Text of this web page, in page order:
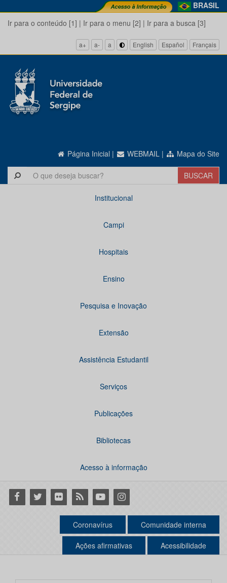
BRASIL
Ir para o conteúdo [1] | Ir para o menu [2] | Ir para a busca [3]
a+ a- a English Español Français
Página Inicial | WEBMAIL | Mapa do Site
Institucional
Campi
Hospitais
Ensino
Pesquisa e Inovação
Extensão
Assistência Estudantil
Serviços
Publicações
Bibliotecas
Acesso à informação
Facebook
Twitter Flickr RSS YoutubeInstagram
Coronavírus Comunidade interna
Ações afirmativas Acessibilidade